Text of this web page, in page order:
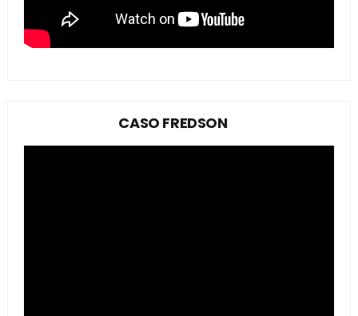
CASO FREDSON